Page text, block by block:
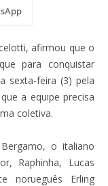
afirmou que o
para conquistar
sexta-feira (3) pela
a equipe precisa
coletiva.
o italiano
Raphinha, Lucas
norueguês Erling